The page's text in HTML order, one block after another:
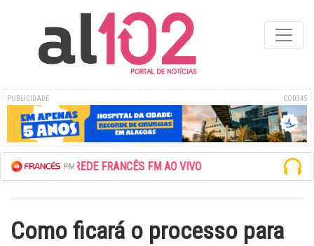
PUBLICIDADE COD345
ESCUTE A REDE FRANCÊS FM AO VIVO
Como ficará o processo para